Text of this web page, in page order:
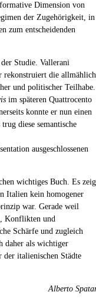
Dimension von
der Zugehörigkeit, in
zum entscheidenden
Studie. Vallerani
rekonstruiert die
und politischer Teilhabe.
im späteren Quattrocento
konnte er nun einen
diese semantische
ausgeschlossenen
wichtiges Buch. Es
Italien kein homogener
war. Gerade weil
Konflikten und
Schärfe und zugleich
daher als wichtiger
italienischen Städte
Alberto